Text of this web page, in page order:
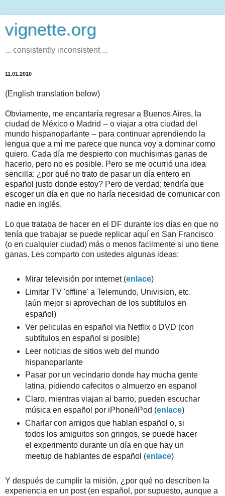
vignette.org
... consistently inconsistent ...
11.01.2010
(English translation below)
Obviamente, me encantaría regresar a Buenos Aires, la
ciudad de México o Madrid -- o viajar a otra ciudad del
mundo hispanoparlante -- para continuar aprendiendo la
lengua que a mí me parece que nunca voy a dominar como
quiero. Cada día me despierto con muchísimas ganas de
hacerlo, pero no es posible. Pero se me ocurrió una idea
sencilla: ¿por qué no trato de pasar un día entero en
español justo donde estoy? Pero de verdad; tendría que
escoger un día en que no haría necesidad de comunicar con
nadie en inglés.
Lo que trataba de hacer en el DF durante los días en que no
tenía que trabajar se puede replicar aquí en San Francisco
(o en cualquier ciudad) más o menos facilmente si uno tiene
ganas. Les comparto con ustedes algunas ideas:
Mirar televisión por internet (enlace)
Limitar TV 'offline' a Telemundo, Univision, etc.
(aún mejor si aprovechan de los subtítulos en
español)
Ver peliculas en español via Netflix o DVD (con
subtítulos en español si posible)
Leer noticias de sitios web del mundo
hispanoparlante
Pasar por un vecindario donde hay mucha gente
latina, pidiendo cafecitos o almuerzo en espanol
Claro, mientras viajan al barrio, pueden escuchar
música en español por iPhone/iPod (enlace)
Charlar con amigos que hablan español o, si
todos los amiguitos son gringos, se puede hacer
el experimento durante un día en que hay un
meetup de hablantes de español (enlace)
Y después de cumplir la misión, ¿por qué no describen la
experiencia en un post (en español, por supuesto, aunque a